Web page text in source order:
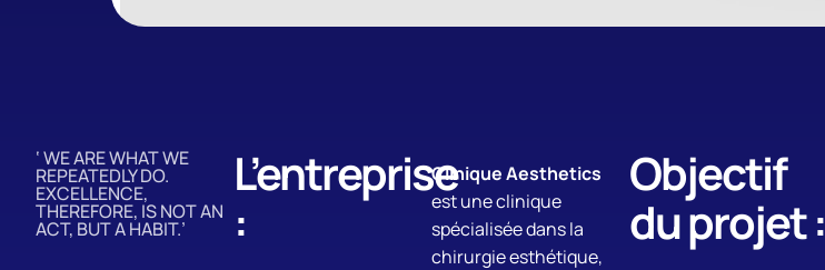
‘ WE ARE WHAT WE
REPEATEDLY DO.
EXCELLENCE,
THEREFORE, IS NOT AN
ACT, BUT A HABIT.’
L’entreprise
:
Clinique Aesthetics
est une clinique
spécialisée dans la
chirurgie esthétique,
Objectif
du projet :